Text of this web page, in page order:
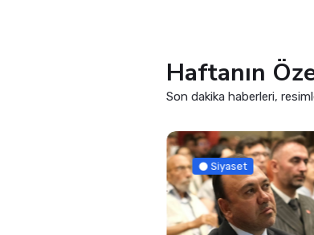
Haftanın
Son dakika haberleri,
Siyaset